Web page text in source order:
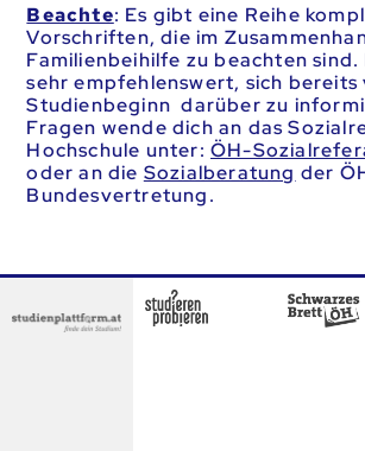
Beachte: Es gibt eine Reihe
Vorschriften, die im
Familienbeihilfe zu beachten sind.
sehr empfehlenswert, sich bereits
Studienbeginn darüber zu
Fragen wende dich an das
Hochschule unter: ÖH-
oder an die Sozialberatung der
Bundesvertretung.